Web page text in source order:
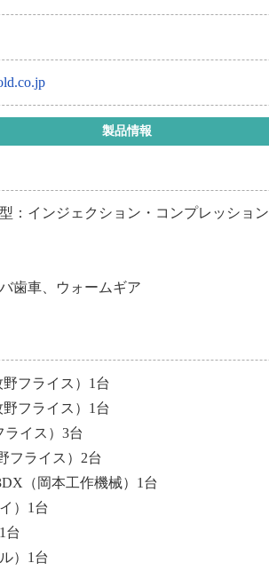
製品情報
：インジェクション・コンプレッション
車、ウォームギア
フライス）1台
フライス）1台
ライス）3台
フライス）2台
（岡本工作機械）1台
）1台
台
）1台